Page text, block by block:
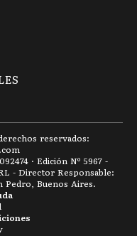
reservados:
· Edición Nº 5967 -
- Director Responsable:
Pedro, Buenos Aires.